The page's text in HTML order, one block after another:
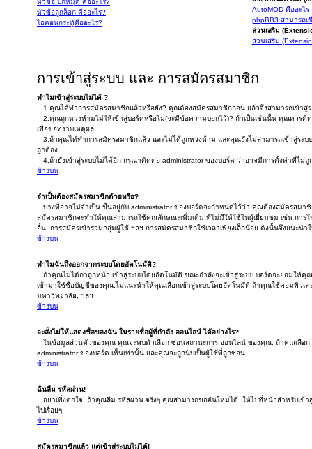
หัวข้อ ปักหมุด คืออะไร?
หัวข้อถูกล็อก คืออะไร?
ไอคอนกระทู้คืออะไร?
AutoMOD คืออะไร
phpBB3 สามารถเ
ส่วนเสริม
ส่วนเสริม
การเข้าสู่ระบบ และ การสมัครสมาชิก
ทำไมเข้าสู่ระบบไม่ได้ ?
1.คุณได้ทำการสมัครสมาชิกแล้วหรือยัง? คุณต้องสมัครสมาชิกก่อน แล้วจึงสามารถเข้าสู่ร
2.คุณถูกหวงห้ามไม่ให้เข้าสู่บอร์ดหรือไม่(จะมีข้อความบอกไว้)? ถ้าเป็นเช่นนั้น คุณควรติด
เพื่อขอทราบเหตุผล.
3.ถ้าคุณได้ทำการสมัครสมาชิกแล้ว และไม่ได้ถูกหวงห้าม และคุณยังไม่สามารถเข้าสู่ระบ
ถูกต้อง.
4.ถ้ายังเข้าสู่ระบบไม่ได้อีก กรุณาติดต่อ administrator ของบอร์ด ว่าอาจมีการตั้งค่าที่ไม่ถู
ข้างบน
จำเป็นต้องสมัครสมาชิกด้วยหรือ?
บางทีอาจไม่จำเป็น ขึ้นอยู่กับ administrator ของบอร์ดจะกำหนดไว้ว่า คุณต้องสมัครสมา
สมัครสมาชิกจะทำให้คุณสามารถใช้คุณลักษณะเพิ่มเติม ที่ไม่มีให้ใช้ในผู้เยี่ยมชม เช่น การ
อื่น, การสมัครเข้าร่วมกลุ่มผู้ใช้ ฯลฯ.การสมัครสมาชิกใช้เวลาเพียงเล็กน้อย ดังนั้นจึงแนะน
ข้างบน
ทำไมฉันถึงออกจากระบบโดยอัตโนมัติ?
ถ้าคุณไม่ได้กาถูกหน้า เข้าสู่ระบบโดยอัตโนมัติ ขณะกำลังจะเข้าสู่ระบบ บอร์ดจะยอมให้คุ
เข้ามาใช้ชื่อบัญชีของคุณ.ไม่แนะนำให้คุณเลือกเข้าสู่ระบบโดยอัตโนมัติ ถ้าคุณใช้คอมพิวเต
มหาวิทยาลัย, ฯลฯ
ข้างบน
จะสั่งไม่ให้แสดงชื่อของฉัน ในรายชื่อผู้ที่กำลัง ออนไลน์ ได้อย่างไร?
ในข้อมูลส่วนตัวของคุณ คุณจะพบตัวเลือก ซ่อนสถานะการ ออนไลน์ ของคุณ. ถ้าคุณเลือ
administrator ของบอร์ด เห็นเท่านั้น และคุณจะถูกนับเป็นผู้ใช้ที่ถูกซ่อน.
ข้างบน
ฉันลืม รหัสผ่าน!
อย่าเพิ่งตกใจ! ถ้าคุณลืม รหัสผ่าน จริงๆ คุณสามารถขออันใหม่ได้. ให้ไปที่หน้าสำหรับเข้
ไปเรื่อยๆ
ข้างบน
สมัครสมาชิกแล้ว แต่เข้าสู่ระบบไม่ได้!